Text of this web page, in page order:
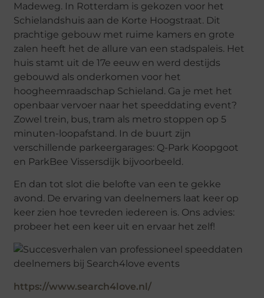
Madeweg. In Rotterdam is gekozen voor het
Schielandshuis aan de Korte Hoogstraat. Dit
prachtige gebouw met ruime kamers en grote
zalen heeft het de allure van een stadspaleis. Het
huis stamt uit de 17e eeuw en werd destijds
gebouwd als onderkomen voor het
hoogheemraadschap Schieland. Ga je met het
openbaar vervoer naar het speeddating event?
Zowel trein, bus, tram als metro stoppen op 5
minuten-loopafstand. In de buurt zijn
verschillende parkeergarages: Q-Park Koopgoot
en ParkBee Vissersdijk bijvoorbeeld.
En dan tot slot die belofte van een te gekke
avond. De ervaring van deelnemers laat keer op
keer zien hoe tevreden iedereen is. Ons advies:
probeer het een keer uit en ervaar het zelf!
https://www.search4love.nl/